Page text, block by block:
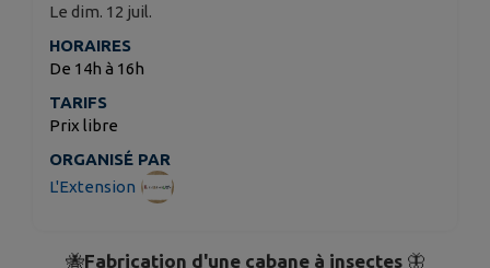
Le dim. 12 juil.
HORAIRES
De 14h à 16h
TARIFS
Prix libre
ORGANISÉ PAR
L'Extension
🐝Fabrication d'une cabane à insectes 🦋